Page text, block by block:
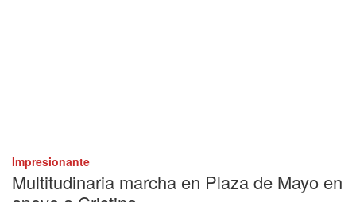
Impresionante
Multitudinaria marcha en Plaza de Mayo en